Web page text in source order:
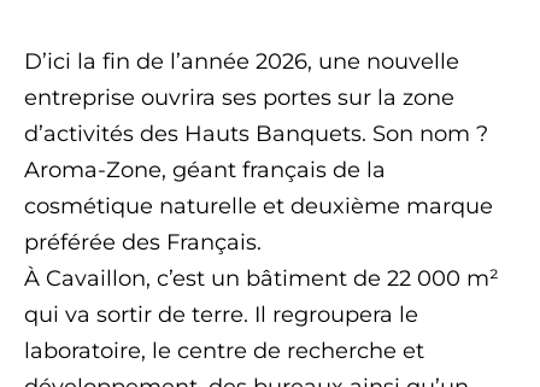
D’ici la fin de l’année 2026, une nouvelle
entreprise ouvrira ses portes sur la zone
d’activités des Hauts Banquets. Son nom ?
Aroma-Zone, géant français de la
cosmétique naturelle et deuxième marque
préférée des Français.
À Cavaillon, c’est un bâtiment de 22 000 m²
qui va sortir de terre. Il regroupera le
laboratoire, le centre de recherche et